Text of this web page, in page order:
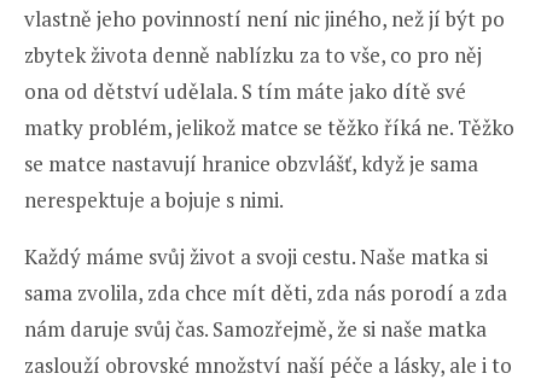
vlastně jeho povinností není nic jiného, než jí být po
zbytek života denně nablízku za to vše, co pro něj
ona od dětství udělala. S tím máte jako dítě své
matky problém, jelikož matce se těžko říká ne. Těžko
se matce nastavují hranice obzvlášť, když je sama
nerespektuje a bojuje s nimi.
Každý máme svůj život a svoji cestu. Naše matka si
sama zvolila, zda chce mít děti, zda nás porodí a zda
nám daruje svůj čas. Samozřejmě, že si naše matka
zaslouží obrovské množství naší péče a lásky, ale i to